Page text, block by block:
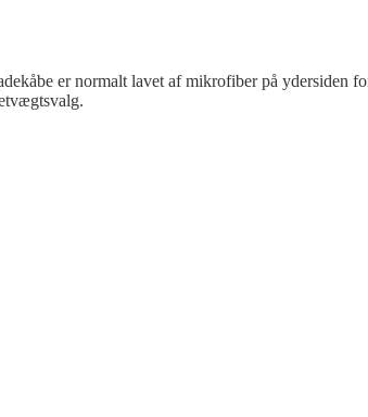
er normalt lavet af mikrofiber på ydersiden